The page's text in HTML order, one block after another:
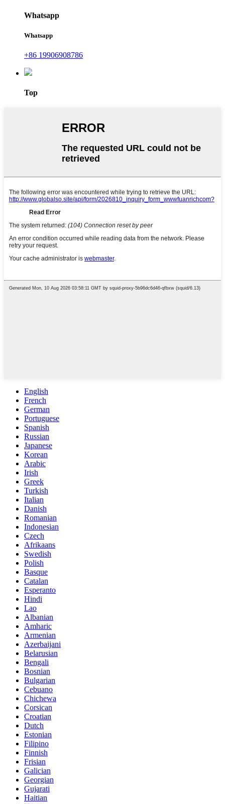
Whatsapp
Whatsapp
+86 19906908786
Top
English
French
German
Portuguese
Spanish
Russian
Japanese
Korean
Arabic
Irish
Greek
Turkish
Italian
Danish
Romanian
Indonesian
Czech
Afrikaans
Swedish
Polish
Basque
Catalan
Esperanto
Hindi
Lao
Albanian
Amharic
Armenian
Azerbaijani
Belarusian
Bengali
Bosnian
Bulgarian
Cebuano
Chichewa
Corsican
Croatian
Dutch
Estonian
Filipino
Finnish
Frisian
Galician
Georgian
Gujarati
Haitian